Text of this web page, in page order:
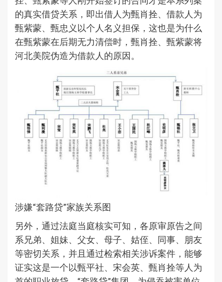
的真实借贷关系，即出借人为甄肖拴、借款人为
甄紫蒙、甄忠义以个人名义担保，这也是为什么
在甄紫蒙在后期无力清偿时，甄肖拴、甄紫蒙将
河北美院伪造为借款人的原因。
涉嫌“套路贷”家族关系图
另外，通过法庭当庭核实可知，各原审原告之间
系兄弟、姐妹、父女、母子、姑侄、同事、朋友
等密切关系，并且通过检索相关涉诉案件，能够
证实这是一个以甄平社、宋会英、甄肖拴等人为